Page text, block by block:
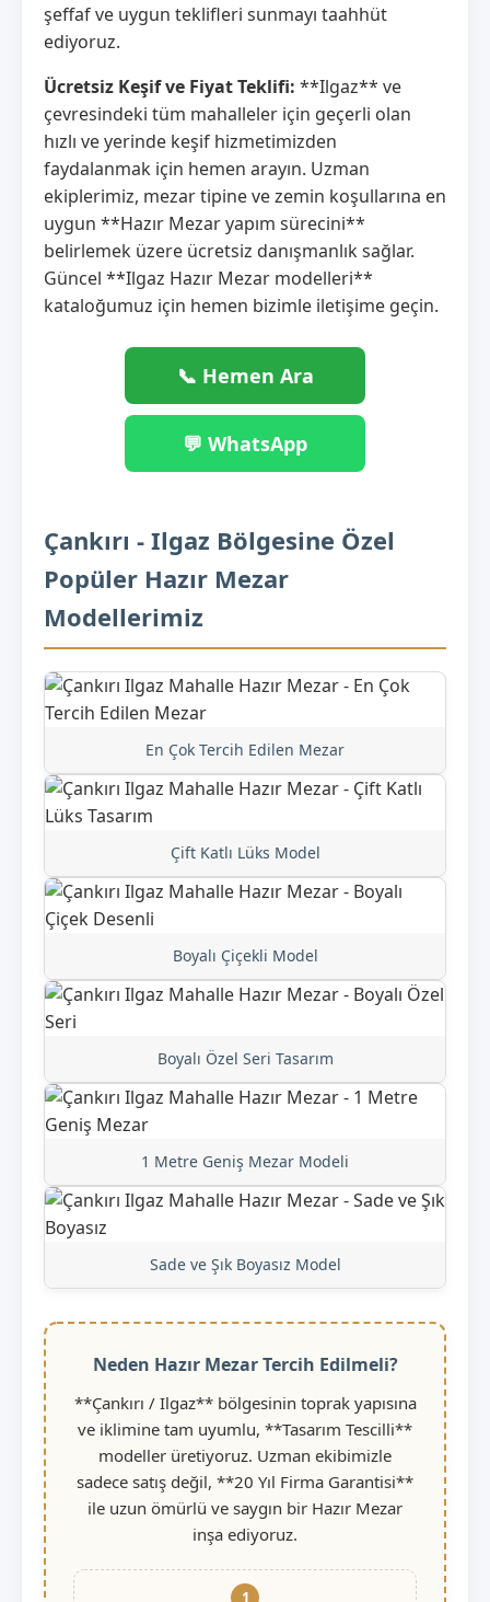
şeffaf ve uygun teklifleri sunmayı taahhüt
ediyoruz.
Ücretsiz Keşif ve Fiyat Teklifi: **Ilgaz** ve
çevresindeki tüm mahalleler için geçerli olan
hızlı ve yerinde keşif hizmetimizden
faydalanmak için hemen arayın. Uzman
ekiplerimiz, mezar tipine ve zemin koşullarına en
uygun **Hazır Mezar yapım sürecini**
belirlemek üzere ücretsiz danışmanlık sağlar.
Güncel **Ilgaz Hazır Mezar modelleri**
kataloğumuz için hemen bizimle iletişime geçin.
📞 Hemen Ara
💬 WhatsApp
Çankırı - Ilgaz Bölgesine Özel
Popüler Hazır Mezar
Modellerimiz
En Çok Tercih Edilen Mezar
Çift Katlı Lüks Model
Boyalı Çiçekli Model
Boyalı Özel Seri Tasarım
1 Metre Geniş Mezar Modeli
Sade ve Şık Boyasız Model
Neden Hazır Mezar Tercih Edilmeli?
**Çankırı / Ilgaz** bölgesinin toprak yapısına
ve iklimine tam uyumlu, **Tasarım Tescilli**
modeller üretiyoruz. Uzman ekibimizle
sadece satış değil, **20 Yıl Firma Garantisi**
ile uzun ömürlü ve saygın bir Hazır Mezar
inşa ediyoruz.
1